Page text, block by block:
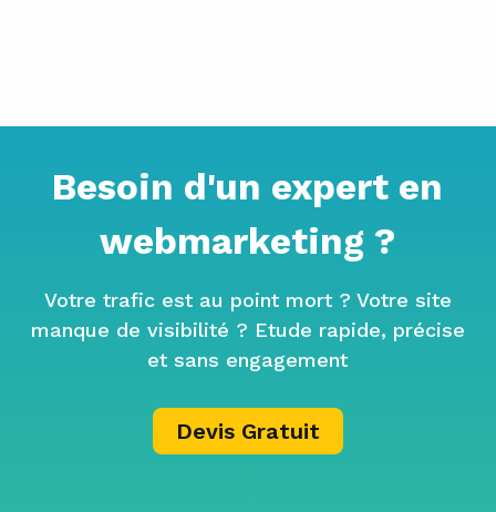
Besoin d'un expert en
webmarketing ?
Votre trafic est au point mort ? Votre site
manque de visibilité ? Etude rapide, précise
et sans engagement
Devis Gratuit